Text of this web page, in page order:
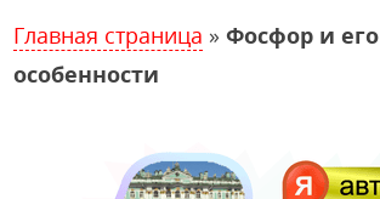
Главная страница »Фосфор и его
особенности